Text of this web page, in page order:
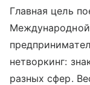
Главная цель
нетворкинг:
разных сфер.